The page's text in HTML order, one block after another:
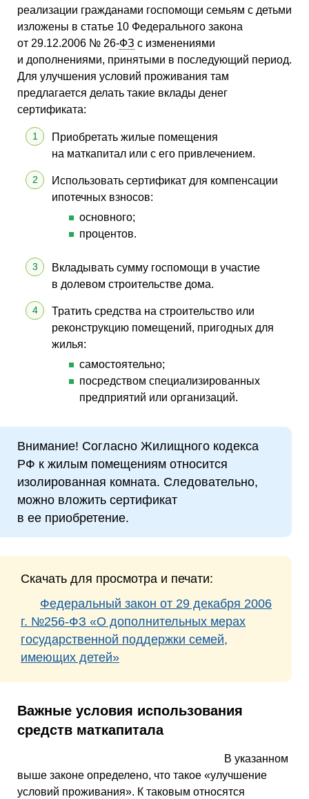
реализации гражданами госпомощи семьям с детьми
изложены в статье 10 Федерального закона
от 29.12.2006 № 26-ФЗ с изменениями
и дополнениями, принятыми в последующий период.
Для улучшения условий проживания там
предлагается делать такие вклады денег
сертификата:
Приобретать жилые помещения
на маткапитал или с его привлечением.
Использовать сертификат для компенсации
ипотечных взносов:
основного;
процентов.
Вкладывать сумму госпомощи в участие
в долевом строительстве дома.
Тратить средства на строительство или
реконструкцию помещений, пригодных для
жилья:
самостоятельно;
посредством специализированных
предприятий или организаций.
Внимание! Cогласно Жилищного кодекса
РФ к жилым помещениям относится
изолированная комната. Следовательно,
можно вложить сертификат
в ее приобретение.
Скачать для просмотра и печати:
Федеральный закон от 29 декабря 2006
г. №256-ФЗ «О дополнительных мерах
государственной поддержки семей,
имеющих детей»
Важные условия использования
средств маткапитала
В указанном
выше законе определено, что такое «улучшение
условий проживания». К таковым относятся